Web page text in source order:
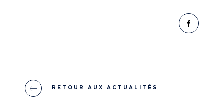
RETOUR AUX ACTUALITÉS